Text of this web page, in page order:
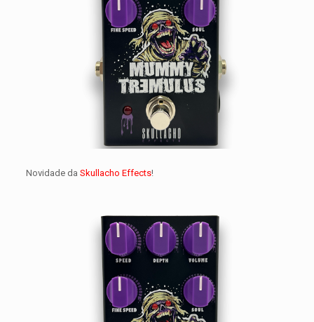
Novidade da Skullacho Effects!